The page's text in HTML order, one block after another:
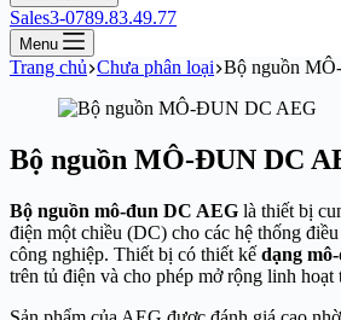
Sales3-0789.83.49.77
Menu
Trang chủ Chưa phân loại Bộ nguồn
Bộ nguồn MÔ-ĐUN DC
Bộ nguồn mô-đun DC AEG là thiết bị
điện một chiều (DC) cho các hệ thống
công nghiệp. Thiết bị có thiết kế dạng
trên tủ điện và cho phép mở rộng linh hoạt